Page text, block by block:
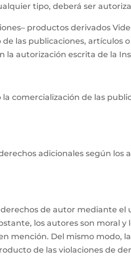
tipo, deberá ser
productos derivados
las publicaciones, artículos
la autorización escrita de la
comercialización de las
adicionales según los
derechos de autor mediante
los autores son moral
mención. Del mismo modo,
de las violaciones de